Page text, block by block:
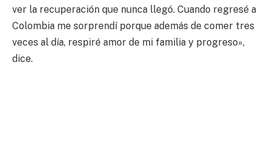
ver la recuperación que nunca llegó. Cuando regresé a
Colombia me sorprendí porque además de comer tres
veces al día, respiré amor de mi familia y progreso»,
dice.